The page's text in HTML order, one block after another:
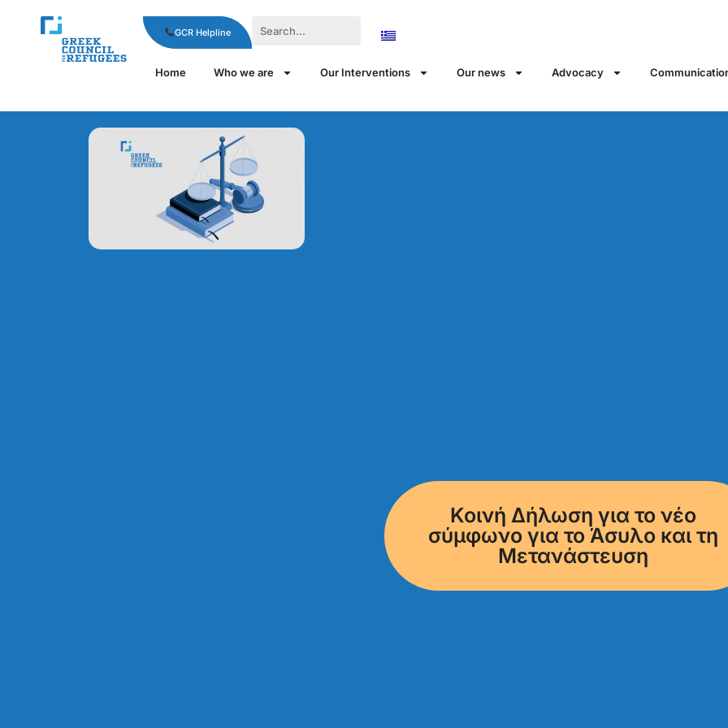
GCR Helpline
Home Who we are Our Interventions Our news Αdvocacy
Κοινή Δήλωση για το νέο
σύμφωνο για το Άσυλο και τη
Μετανάστευση